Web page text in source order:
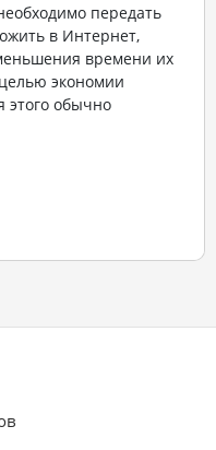
передать
в Интернет,
времени их
экономии
этого обычно